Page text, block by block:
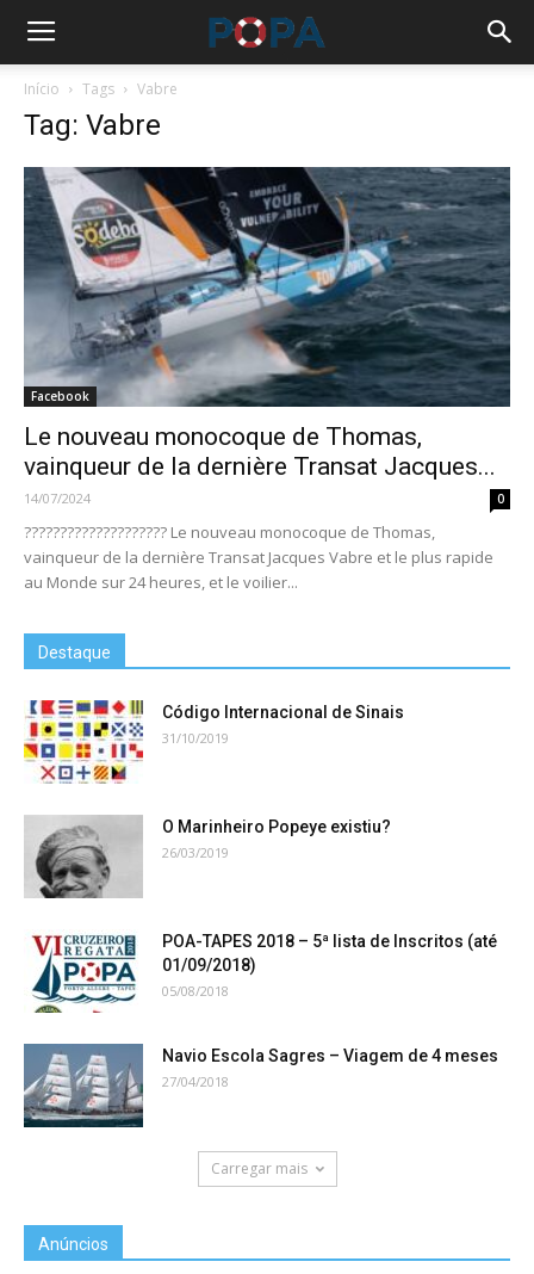
Início Tags Vabre
Tag: Vabre
Facebook
Le nouveau monocoque de Thomas,
vainqueur de la dernière Transat Jacques...
14/07/2024 0
???????????????????? Le nouveau monocoque de Thomas,
vainqueur de la dernière Transat Jacques Vabre et le plus rapide
au Monde sur 24 heures, et le voilier...
Destaque
Código Internacional de Sinais
31/10/2019
O Marinheiro Popeye existiu?
26/03/2019
POA-TAPES 2018 – 5ª lista de Inscritos (até
01/09/2018)
05/08/2018
Navio Escola Sagres – Viagem de 4 meses
27/04/2018
Carregar mais
Anúncios